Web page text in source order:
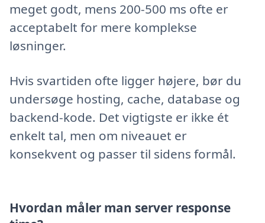
meget godt, mens 200-500 ms ofte er
acceptabelt for mere komplekse
løsninger.
Hvis svartiden ofte ligger højere, bør du
undersøge hosting, cache, database og
backend-kode. Det vigtigste er ikke ét
enkelt tal, men om niveauet er
konsekvent og passer til sidens formål.
Hvordan måler man server response